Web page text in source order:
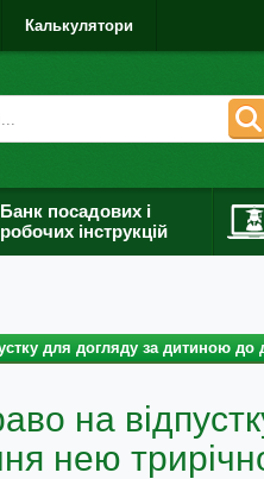
Калькулятори
Банк посадових і
робочих інструкцій
для догляду за дитиною до
на
нею